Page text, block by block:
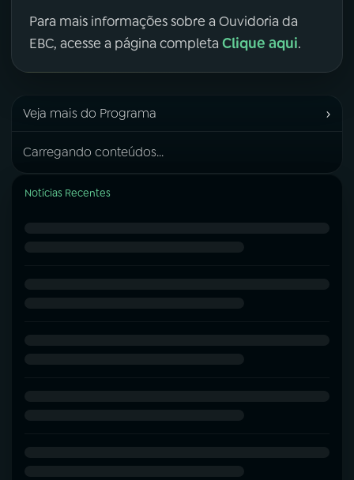
Para mais informações sobre a Ouvidoria da
EBC, acesse a página completa Clique aqui.
Veja mais do Programa ›
Carregando conteúdos...
Notícias Recentes